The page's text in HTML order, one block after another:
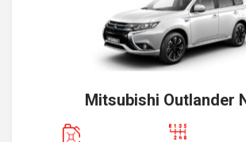
Mitsubishi Outlander